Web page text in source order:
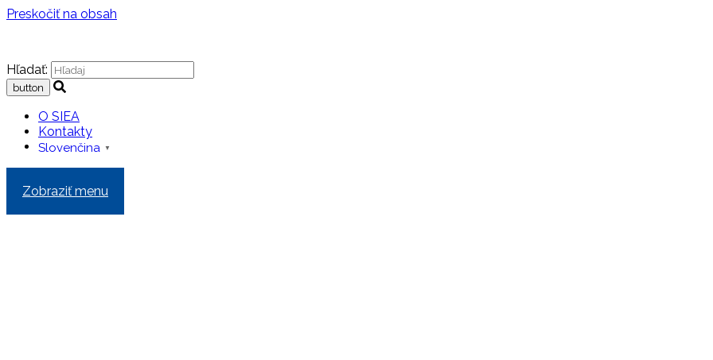
Preskočiť na obsah
Hľadať:
O SIEA
Kontakty
Slovenčina ▼
Zobraziť menu